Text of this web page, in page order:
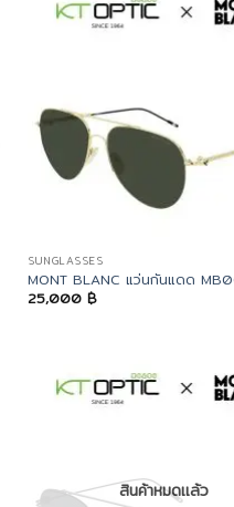
SUNGLASSES
MONT BLANC แว่นกันแดด
25,000฿
สินค้าหมดแล้ว